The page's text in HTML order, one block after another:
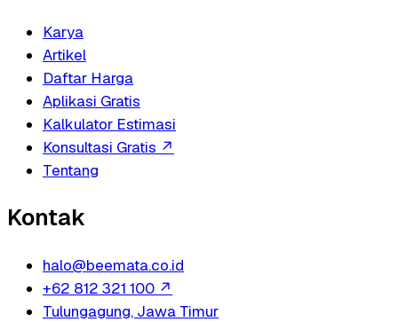
Karya
Artikel
Daftar Harga
Aplikasi Gratis
Kalkulator Estimasi
Konsultasi Gratis ↗
Tentang
Kontak
halo@beemata.co.id
+62 812 321 100 ↗
Tulungagung, Jawa Timur